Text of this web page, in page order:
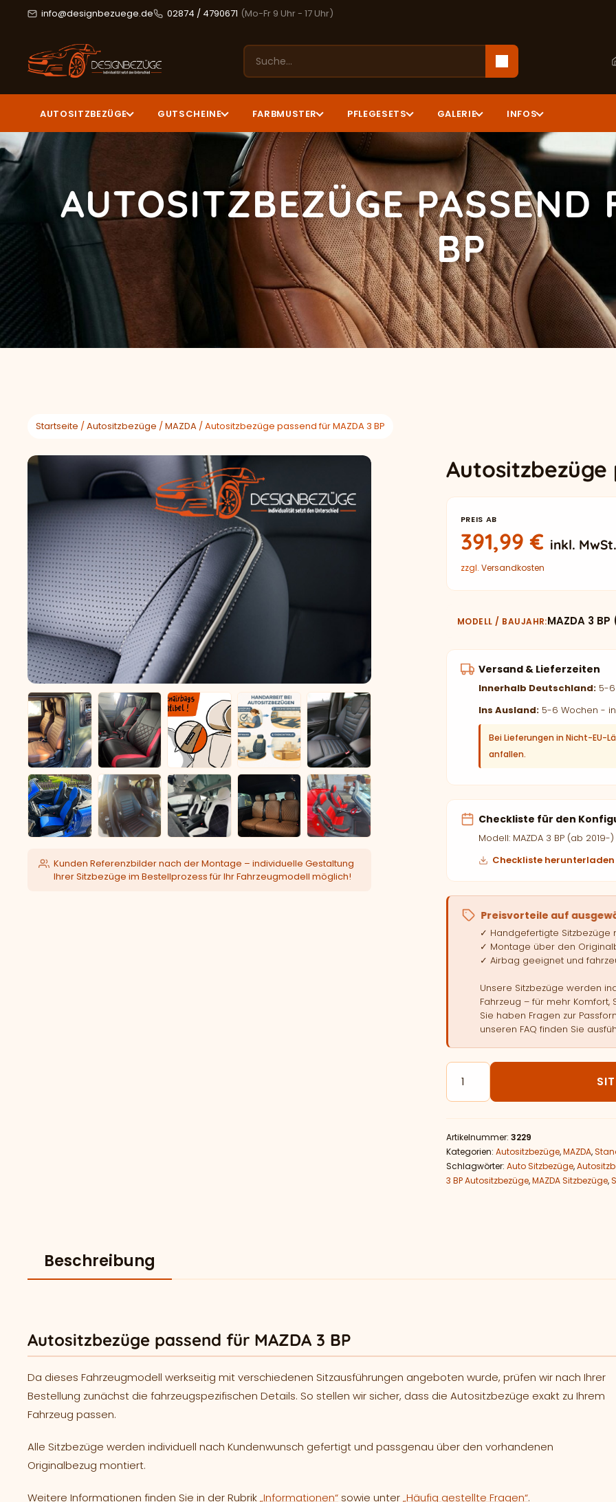
info@designbezuege.de 02874 / 4790671 (Mo-Fr 9 Uhr - 17 Uhr)
AUTOSITZBEZÜGE GUTSCHEINE FARBMUSTER PFLEGESETS GALERIE INFOS
AUTOSITZBEZÜGE PASSEND
BP
Startseite /Autositzbezüge /MAZDA / Autositzbezüge passend für MAZDA 3 BP
Kunden Referenzbilder nach der Montage – individuelle Gestaltung
Ihrer Sitzbezüge im Bestellprozess für Ihr Fahrzeugmodell möglich!
Autositzbezüge
PREIS AB
391,99€ inkl. MwSt.
zzgl. Versandkosten
MODELL / BAUJAHR MAZDA 3
Versand & Lieferzeiten
Innerhalb Deutschland:5-6
Ins Ausland:5-6 Wochen -
Bei Lieferungen in Nicht-EU-
anfallen.
Checkliste für den
Modell: MAZDA 3 BP (ab 2019-)
Checkliste herunterladen
Preisvorteile auf
✓ Handgefertigte Sitzbezüge
✓ Montage über den
✓ Airbag geeignet und
Unsere Sitzbezüge werden
Fahrzeug – für mehr
Sie haben Fragen zur
unseren FAQ finden Sie
Autositzbezüge passend für
Artikelnummer: 3229
Kategorien: Autositzbezüge,MAZDA,
Schlagwörter: Auto Sitzbezüge,
3 BP Autositzbezüge,MAZDA Sitzbezüge,
Beschreibung
Autositzbezüge passend für MAZDA 3 BP
Da dieses Fahrzeugmodell werkseitig mit verschiedenen Sitzausführungen angeboten wurde, prüfen wir nach Ihrer
Bestellung zunächst die fahrzeugspezifischen Details. So stellen wir sicher, dass die Autositzbezüge exakt zu Ihrem
Fahrzeug passen.
Alle Sitzbezüge werden individuell nach Kundenwunsch gefertigt und passgenau über den vorhandenen
Originalbezug montiert.
Weitere Informationen finden Sie in der Rubrik„Informationen“ sowie unter„Häufig gestellte Fragen“.